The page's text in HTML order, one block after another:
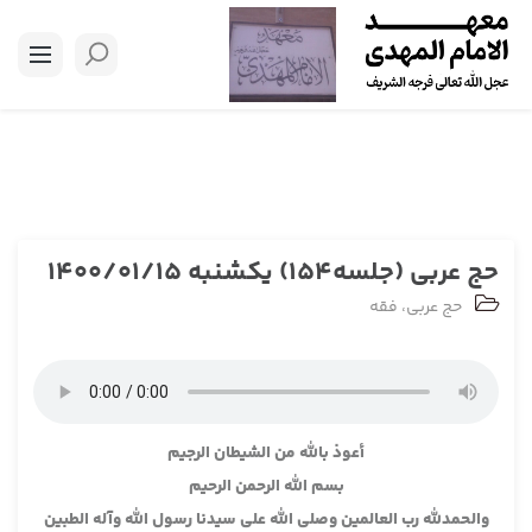
حج عربی (جلسه154) یکشنبه 1400/01/15
حج عربی، فقه
أعوذ بالله من الشيطان الرجيم
بسم الله الرحمن الرحيم
والحمدلله رب العالمين وصلى الله على سيدنا رسول الله وآله الطبين